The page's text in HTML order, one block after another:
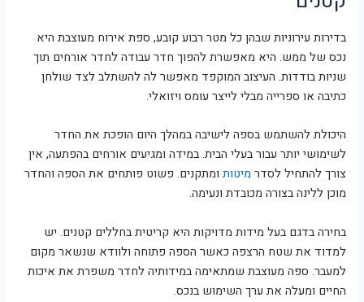
בדירות עירוניות שבהן כל מטר רבוע קובע, ספת אירוח מעוצבת היא
נכס של ממש. היא מאפשרת להפוך חדר עבודה לחדר אורחים תוך
שניות בודדות. העיצוב המוקפד מאפשר לה להשתלב לצד שולחן
כתיבה או ספרייה מבלי לייצר עומס ויזואלי.
היכולת להשתמש בספה לישיבה במהלך היום הופכת את החדר
לשימושי יותר עבור בעלי הבית. במידה ומגיעים אורחים בהפתעה, אין
צורך להתחיל לסדר מיטות ומתקנים. פשוט פותחים את הספה והחדר
מוכן ללינה בצורה מכובדת ונעימה.
בחירה בדגם בעל מידות מדויקות היא קריטית בחללים קטנים. יש
למדוד את שטח הרצפה כאשר הספה פתוחה ולוודא שנשאר מקום
למעבר. ספה מעוצבת שמתאימה במידותיה לחדר משפרת את איכות
החיים ומעלה את ערך השימוש בנכס.